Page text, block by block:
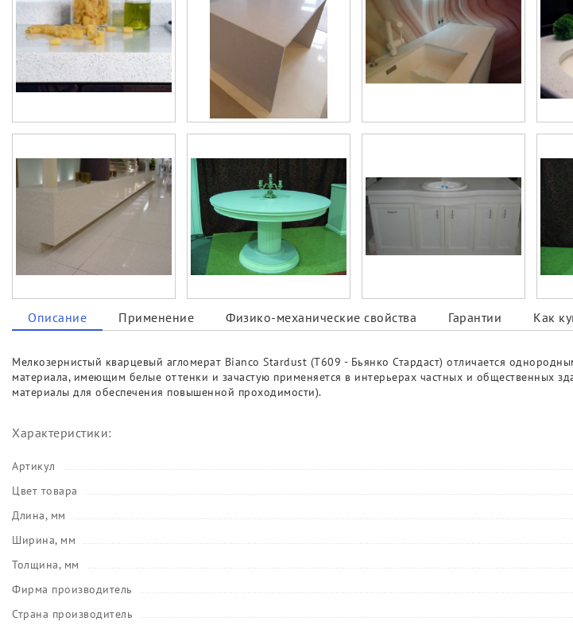
Описание Применение Физико-механические свойства Гарантии Как
Мелкозернистый кварцевый агломерат Bianco Stardust (T609 - Бьянко Стардаст) отличается
материала, имеющим белые оттенки и зачастую применяется в интерьерах частных и общественных
материалы для обеспечения повышенной проходимости).
Характеристики:
Артикул
Цвет товара
Длина, мм
Ширина, мм
Толщина, мм
Фирма производитель
Страна производитель